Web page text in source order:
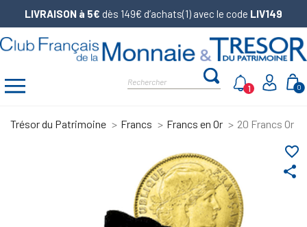
LIVRAISON à 5€ dès 149€ d’achats(1) avec le code LIV149
0
1
Trésor du Patrimoine Francs Francs en Or 20 Francs Or
share
favorite_border